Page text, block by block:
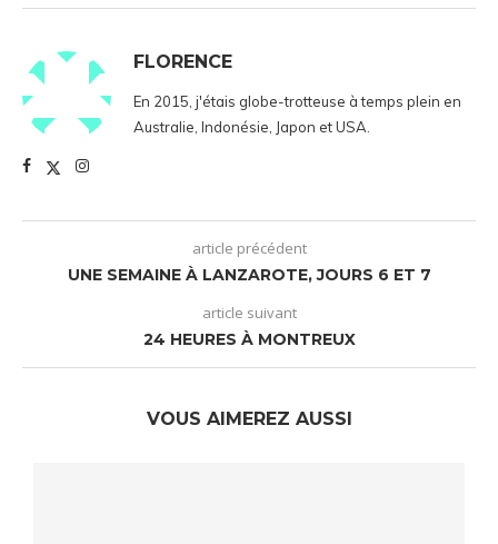
FLORENCE
En 2015, j'étais globe-trotteuse à temps plein en
Australie, Indonésie, Japon et USA.
article précédent
UNE SEMAINE À LANZAROTE, JOURS 6 ET 7
article suivant
24 HEURES À MONTREUX
VOUS AIMEREZ AUSSI